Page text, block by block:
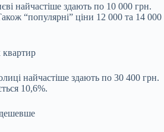
найчастіше здають по 10 000 грн.
“популярні” ціни 12 000 та 14 000
квартир
найчастіше здають по 30 400 грн.
10,6%.